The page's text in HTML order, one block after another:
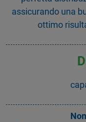
assicurando una
ottimo